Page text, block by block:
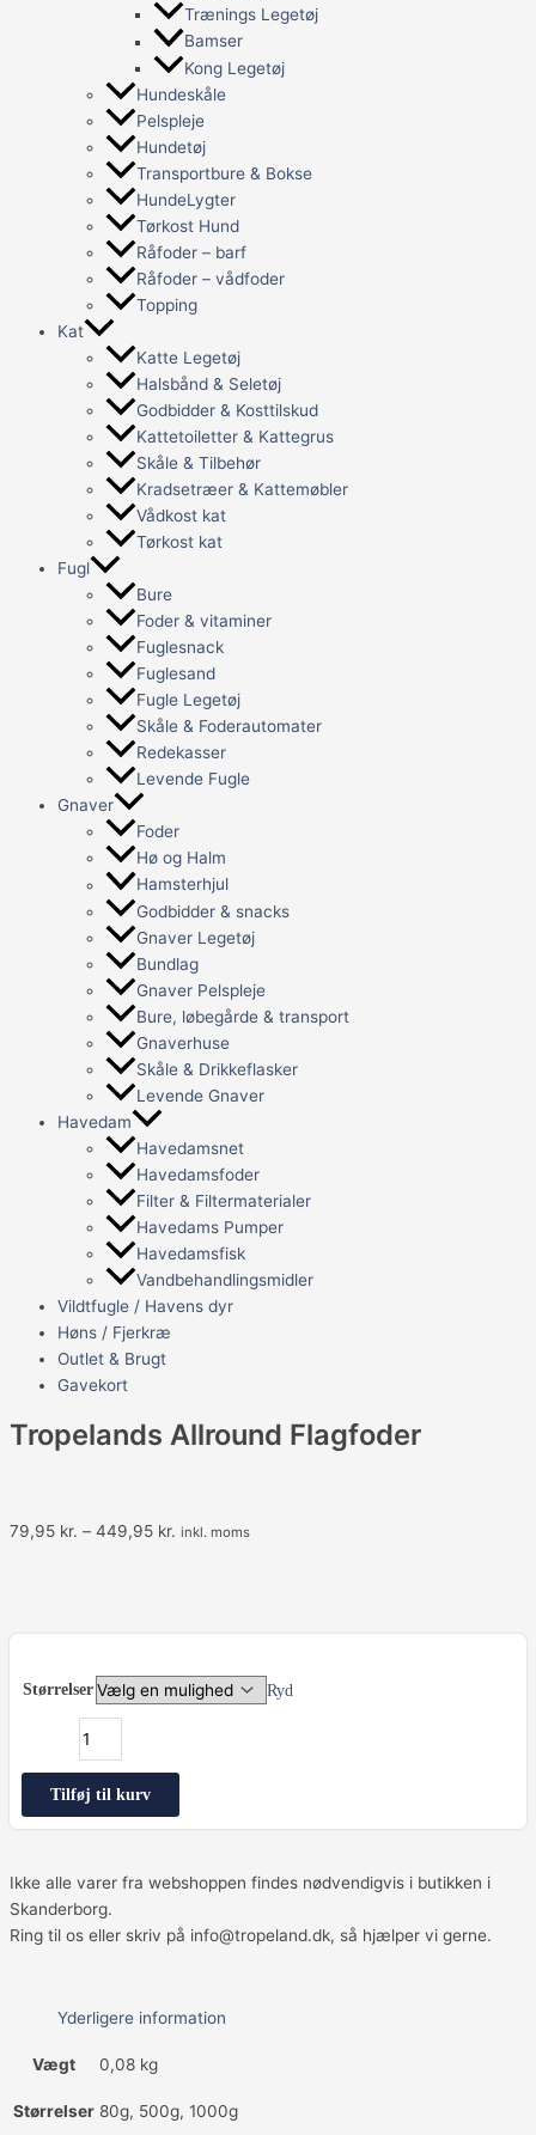
Trænings Legetøj
Bamser
Kong Legetøj
Hundeskåle
Pelspleje
Hundetøj
Transportbure & Bokse
HundeLygter
Tørkost Hund
Råfoder – barf
Råfoder – vådfoder
Topping
Kat
Katte Legetøj
Halsbånd & Seletøj
Godbidder & Kosttilskud
Kattetoiletter & Kattegrus
Skåle & Tilbehør
Kradsetræer & Kattemøbler
Vådkost kat
Tørkost kat
Fugl
Bure
Foder & vitaminer
Fuglesnack
Fuglesand
Fugle Legetøj
Skåle & Foderautomater
Redekasser
Levende Fugle
Gnaver
Foder
Hø og Halm
Hamsterhjul
Godbidder & snacks
Gnaver Legetøj
Bundlag
Gnaver Pelspleje
Bure, løbegårde & transport
Gnaverhuse
Skåle & Drikkeflasker
Levende Gnaver
Havedam
Havedamsnet
Havedamsfoder
Filter & Filtermaterialer
Havedams Pumper
Havedamsfisk
Vandbehandlingsmidler
Vildtfugle / Havens dyr
Høns / Fjerkræ
Outlet & Brugt
Gavekort
Tropelands Allround Flagfoder
79,95 kr. – 449,95 kr. 79,95 kr.
inkl. moms
Størrelser Ryd
Flagfoder
Tilføj til kurv
Ikke alle varer fra webshoppen findes nødvendigvis i butikken i
Skanderborg.
Ring til os eller skriv på info@tropeland.dk, så hjælper vi gerne.
Yderligere information
Vægt 0,08 kg
Størrelser 80g, 500g, 1000g